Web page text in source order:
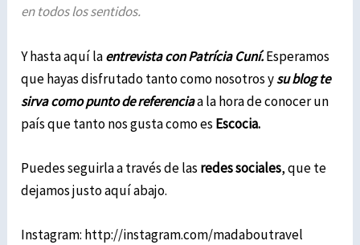
en todos los sentidos.
Y hasta aquí laentrevista con Patrícia Cuní.Esperamos
que hayas disfrutado tanto como nosotros ysu blog te
sirva como punto de referenciaa la hora de conocer un
país que tanto nos gusta como es Escocia.
Puedes seguirla a través de las redes sociales, que te
dejamos justo aquí abajo.
Instagram: http://instagram.com/madaboutravel